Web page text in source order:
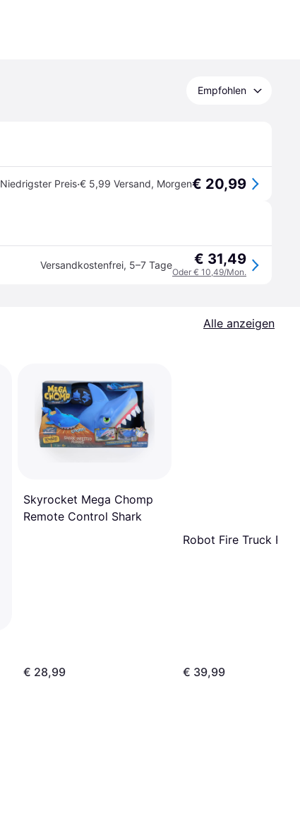
Empfohlen
Niedrigster Preis·€ 5,99 Versand, Morgen€ 20,99
Versandkostenfrei, 5–7 Tage € 31,49
Oder € 10,49/Mon.
Alle anzeigen
Skyrocket Mega Chomp
Remote Control Shark
€ 28,99
Robot Fire Truck RTR
€ 39,99